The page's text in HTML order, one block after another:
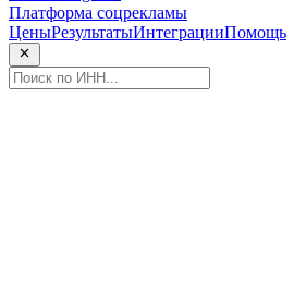
Платформа соцрекламы
ЦеныРезультатыИнтеграцииПомощь